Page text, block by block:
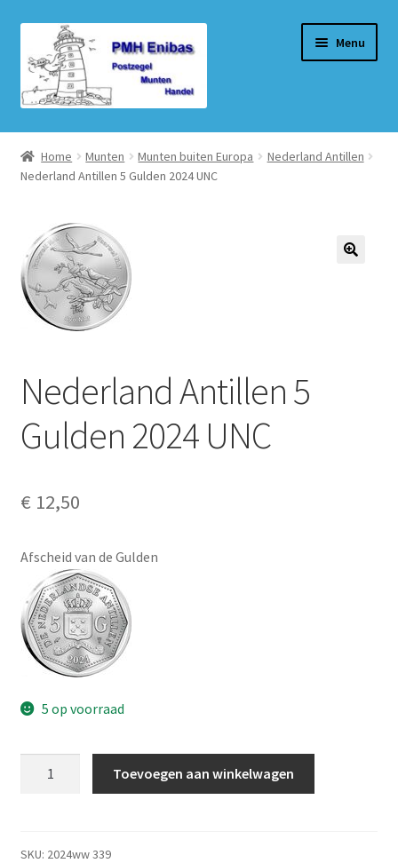
door
naar
navigatie
naar
de
inhoud
Menu
Home
Beurzen
Winkel
Winkelmand
Afrekenen
Home Munten Munten buiten Europa
Nederland Antillen
Nederland Antillen 5 Gulden 2024 UNC
Nederland Antillen 5
Gulden 2024 UNC
€ 12,50
Afscheid van de Gulden
5 op voorraad
2024
Toevoegen aan winkelwagen
SKU: 2024ww 339